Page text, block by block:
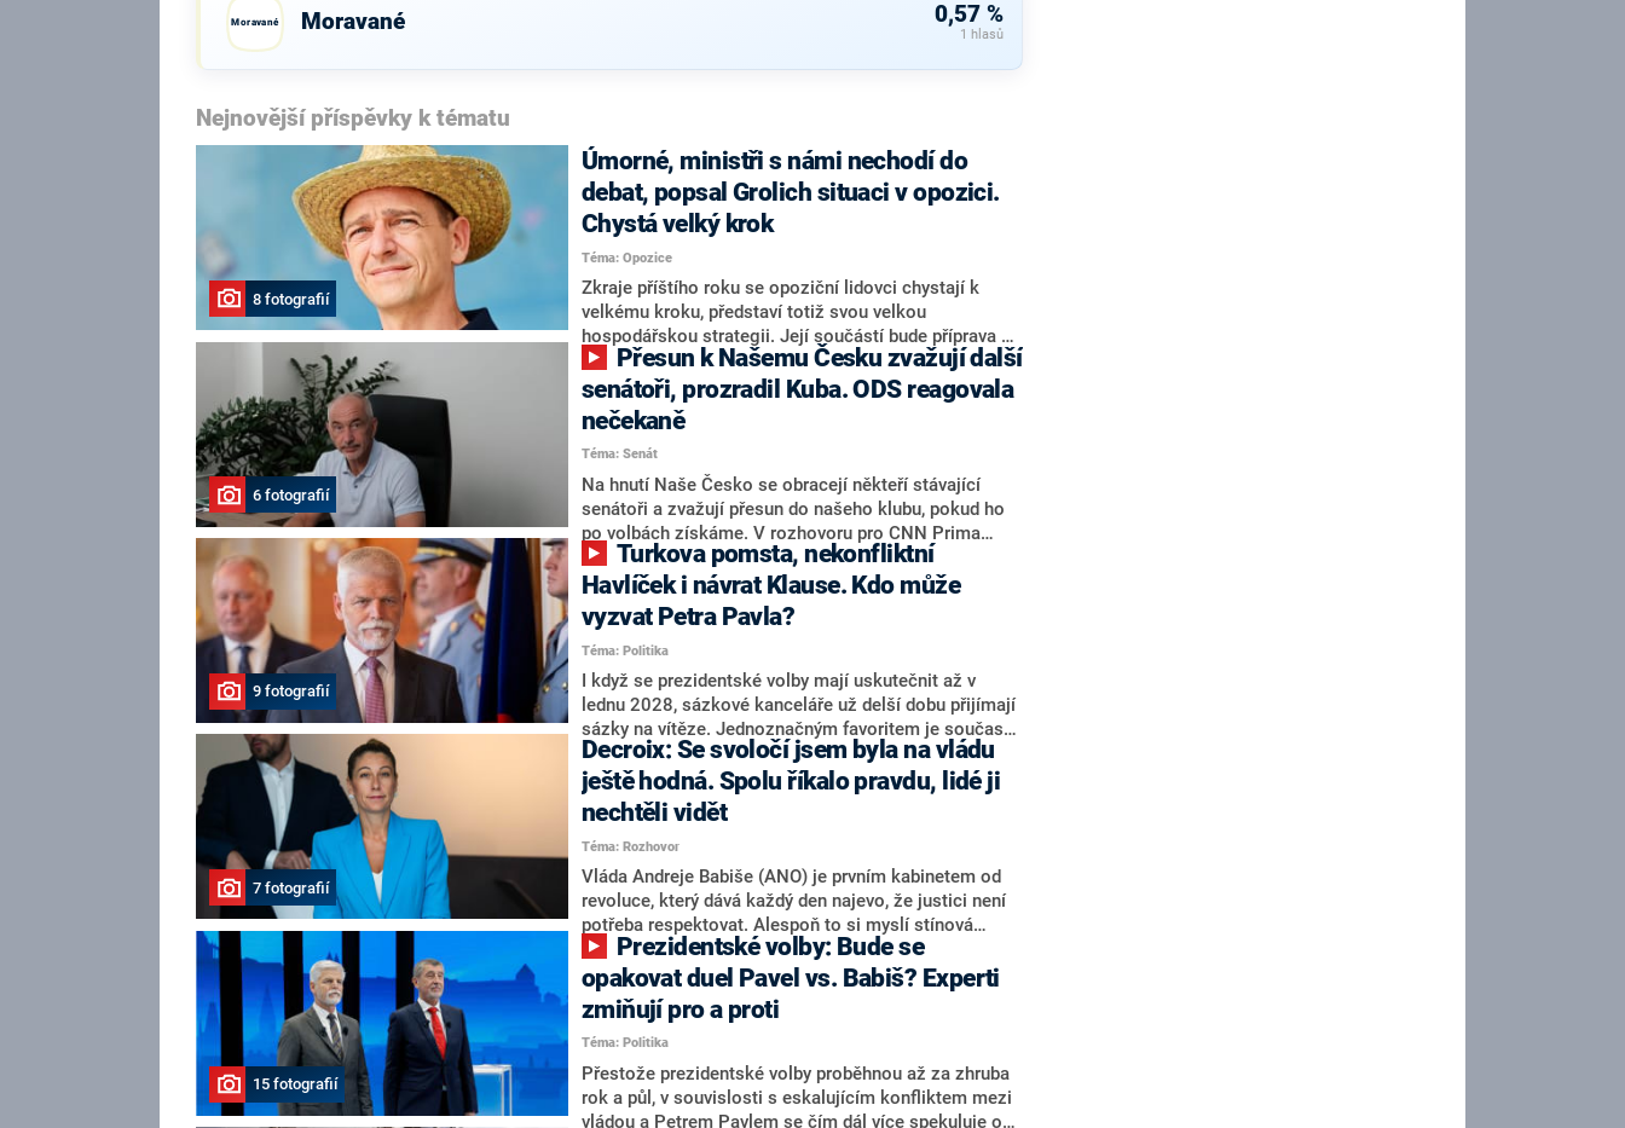
Moravané Moravané 0,57 %
1 hlasů
Nejnovější příspěvky k tématu
8 fotografií
Úmorné, ministři s námi nechodí do
debat, popsal Grolich situaci v opozici.
Chystá velký krok
Téma: Opozice
Zkraje příštího roku se opoziční lidovci chystají k
velkému kroku, představí totiž svou velkou
hospodářskou strategii. Její součástí bude příprava na
stárnutí populace, řekl ve středu na setkání s novináři
nový předseda lidovců Jan Grolich. Ten zároveň v
senátních volbách kandiduje ve Vyškově. Popsal i
aktivitu opozice, o níž vládní strany nebo političtí
komentátoři mluví jako o slabé a v defenzivě. „Je to
úmorná práce upozorňovat na chyby vlády. Ministři s
námi navíc nechodí do debat. Chceme ale ukazovat
svoje témata,“ odpověděl Grolich na dotaz CNN Prima
NEWS.
6 fotografií
senátoři, prozradil Kuba. ODS reagovala
nečekaně
Téma: Senát
Na hnutí Naše Česko se obracejí někteří stávající
senátoři a zvažují přesun do našeho klubu, pokud ho
po volbách získáme. V rozhovoru pro CNN Prima
NEWS to řekl zakladatel hnutí a jihočeský hejtman
Martin Kuba. Konkrétní nebyl, ale získat by takto mohl
například senátora Zdeňka Hrabu, který je dnes
součástí klubu ODS a TOP 09. Hraba to na dotaz
redakce nevyloučil. Předseda klubu senátorů ODS
Zdeněk Nytra redakci řekl, že počítá s odchodem
některých senátorů z klubu a že Naše Česko není
nepřítel, ale soupeř.
9 fotografií
Havlíček i návrat Klause. Kdo může
vyzvat Petra Pavla?
Téma: Politika
I když se prezidentské volby mají uskutečnit až v
lednu 2028, sázkové kanceláře už delší dobu přijímají
sázky na vítěze. Jednoznačným favoritem je současná
hlava státu Petr Pavel. Daleko za ním pak bookmakeři
zmiňují dva výrazné politiky ANO, tedy premiéra
Andreje Babiše a ministra průmyslu Karla Havlíčka.
Oblíbeným tipem samotných sázkařů je poslanec za
Motoristy Filip Turek. Politolog Jan Kubáček nicméně
o případné kandidatuře kohokoliv ze zmíněné trojice
značně pochybuje. Podle něj současná koalice dosud
nemá osobu, která by Pavlovi mohla konkurovat.
7 fotografií
Decroix: Se svoločí jsem byla na vládu
ještě hodná. Spolu říkalo pravdu, lidé ji
nechtěli vidět
Téma: Rozhovor
Vláda Andreje Babiše (ANO) je prvním kabinetem od
revoluce, který dává každý den najevo, že justici není
potřeba respektovat. Alespoň to si myslí stínová
ministryně spravedlnosti ODS Eva Decroix. V
rozhovoru pro CNN Prima NEWS si nebrala servítky
ohledně politického výkonu svého nástupce Jeronýma
Tejce (za ANO) či vládní zmocněnkyně pro lidská
práva Taťány Malé (ANO). Označením „svoloč“ na
adresu vlády prý byla ještě hodná. Decroix se také
vrátila k volební porážce koalice Spolu či promluvila o
hnutí Naše Česko Martina Kuby.
15 fotografií
opakovat duel Pavel vs. Babiš? Experti
zmiňují pro a proti
Téma: Politika
Přestože prezidentské volby proběhnou až za zhruba
rok a půl, v souvislosti s eskalujícím konfliktem mezi
vládou a Petrem Pavlem se čím dál více spekuluje o